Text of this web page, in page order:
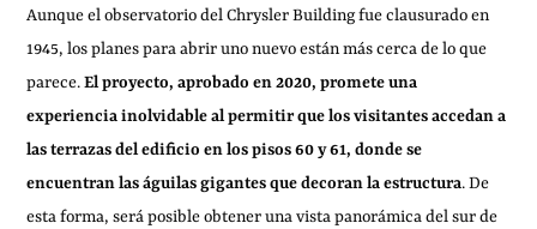
Aunque el observatorio del Chrysler Building fue clausurado en
1945, los planes para abrir uno nuevo están más cerca de lo que
parece.El proyecto, aprobado en 2020, promete una
experiencia inolvidable al permitir que los visitantes accedan a
las terrazas del edificio en los pisos 60 y 61, donde se
encuentran las águilas gigantes que decoran la estructura. De
esta forma, será posible obtener una vista panorámica del sur de